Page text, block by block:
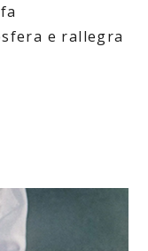
e rallegra